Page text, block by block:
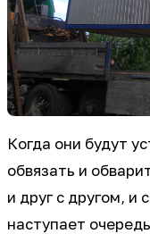
Когда они будут
обвязать и
и друг с другом,
наступает